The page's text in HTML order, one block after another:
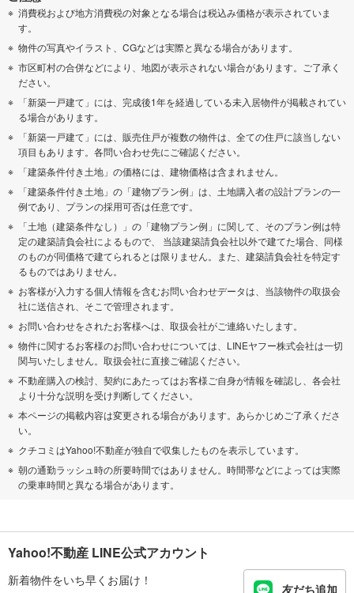
消費税および地方消費税の対象となる場合は税込み価格が表示されていま
す。
物件の写真やイラスト、CGなどは実際と異なる場合があります。
市区町村の合併などにより、地図が表示されない場合があります。ご了承く
ださい。
「新築一戸建て」には、完成後1年を経過している未入居物件が掲載されてい
る場合があります。
「新築一戸建て」には、販売住戸が複数の物件は、全ての住戸に該当しない
項目もあります。各問い合わせ先にご確認ください。
「建築条件付き土地」の価格には、建物価格は含まれません。
「建築条件付き土地」の「建物プラン例」は、土地購入者の設計プランの一
例であり、プランの採用可否は任意です。
「土地（建築条件なし）」の「建物プラン例」に関して、そのプラン例は特
定の建築請負会社によるもので、 当該建築請負会社以外で建てた場合、同様
のものが同価格で建てられるとは限りません。また、建築請負会社を特定す
るものではありません。
お客様が入力する個人情報を含むお問い合わせデータは、当該物件の取扱会
社に送信され、そこで管理されます。
お問い合わせをされたお客様へは、取扱会社がご連絡いたします。
物件に関するお客様のお問い合わせについては、LINEヤフー株式会社は一切
関与いたしません。取扱会社に直接ご確認ください。
不動産購入の検討、契約にあたってはお客様ご自身が情報を確認し、各会社
より十分な説明を受け判断してください。
本ページの掲載内容は変更される場合があります。あらかじめご了承くださ
い。
クチコミはYahoo!不動産が独自で収集したものを表示しています。
朝の通勤ラッシュ時の所要時間ではありません。時間帯などによっては実際
の乗車時間と異なる場合があります。
Yahoo!不動産 LINE公式アカウント
新着物件をいち早くお届け！
友だち追加